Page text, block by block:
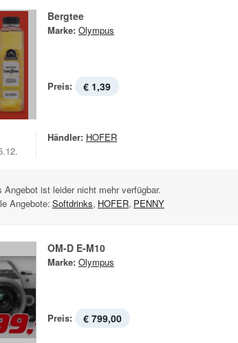
Bergtee
Marke: Olympus
Preis: € 1,39
Händler: HOFER
Angebot ist leider nicht mehr verfügbar.
Angebote: Softdrinks, HOFER, PENNY
OM-D E-M10
Marke: Olympus
Preis: € 799,00